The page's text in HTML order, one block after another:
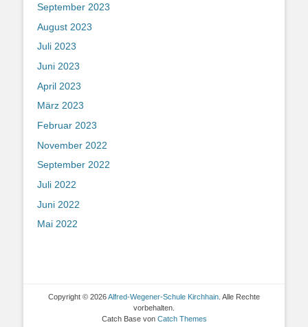
September 2023
August 2023
Juli 2023
Juni 2023
April 2023
März 2023
Februar 2023
November 2022
September 2022
Juli 2022
Juni 2022
Mai 2022
Copyright © 2026Alfred-Wegener-Schule Kirchhain . Alle Rechte
vorbehalten.
Catch Base von Catch Themes